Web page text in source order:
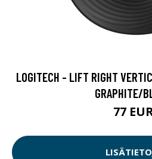
LOGITECH - LIFT RIGHT
GRAPHITE/
77